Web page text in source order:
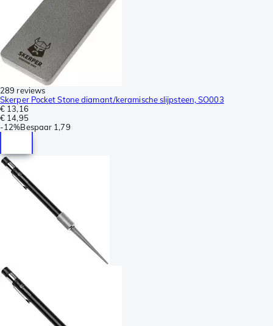
289 reviews
Skerper Pocket Stone diamant/keramische slijpsteen, SO003
€ 13,16
€ 14,95
-12%Bespaar 1,79